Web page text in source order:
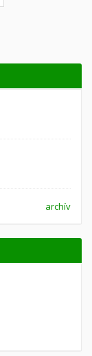
archív